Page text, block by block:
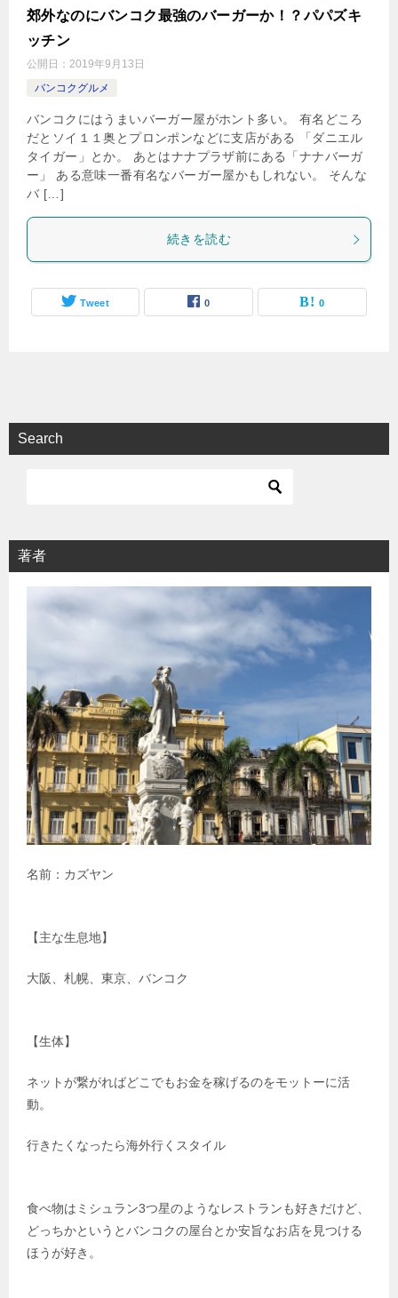
郊外なのにバンコク最強のバーガーか！？パパズキ
ッチン
公開日： 2019年9月13日
バンコクグルメ
バンコクにはうまいバーガー屋がホント多い。 有名どころ
だとソイ１１奥とプロンポンなどに支店がある 「ダニエル
タイガー」とか。 あとはナナプラザ前にある「ナナバーガ
ー」 ある意味一番有名なバーガー屋かもしれない。 そんな
バ […]
続きを読む
Tweet 0 0
Search
著者
名前：カズヤン
【主な生息地】
大阪、札幌、東京、バンコク
【生体】
ネットが繋がればどこでもお金を稼げるのをモットーに活
動。
行きたくなったら海外行くスタイル
食べ物はミシュラン3つ星のようなレストランも好きだけど、
どっちかというとバンコクの屋台とか安旨なお店を見つける
ほうが好き。